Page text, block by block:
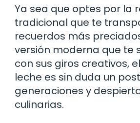
Ya sea que optes por la
tradicional que te
recuerdos más
versión moderna que te
con sus giros creativos,
leche es sin duda un
generaciones y
culinarias.